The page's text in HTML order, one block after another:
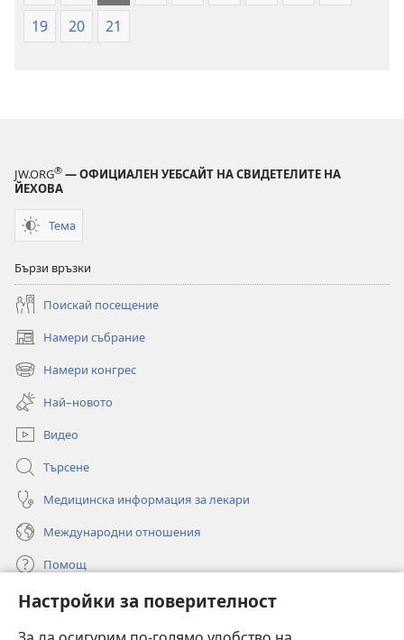
Настройки за поверителност
19
20 21
JW.ORG® — ОФИЦИАЛЕН УЕБСАЙТ НА СВИДЕТЕЛИТЕ НА
ЙЕХОВА
Тема
Бързи връзки
Поискай посещение
Намери събрание
(отваря
нов
прозорец)
Намери конгрес
(отваря
нов
прозорец)
Най–новото
Видео
Търсене
Медицинска информация за лекари
Международни отношения
Помощ
Дарения
нов